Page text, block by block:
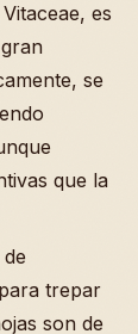
es
se
que la
trepar
son de